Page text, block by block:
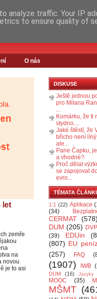
O nás
let
zemře
na
novou
je to asi
DISKUSE
Ještě jednou
pro Milana
...
Komárku, že ti
stydno....
Jaké štěstí, že
břicho není
ale...
Pane Čapku,
a vhodné?
Proč dělat
se zapojovat
evro...
TÉMATA
1:1 (22) Aplikace
(34)
CERMAT (578)
DUM (205)
(39)
EDUin
(807) EU
(257)
FAQ
(1907)
IWB
DUM
(16)
MOOC (35)
MŠMT
analyze traffic. Your IP
to ensure quality of